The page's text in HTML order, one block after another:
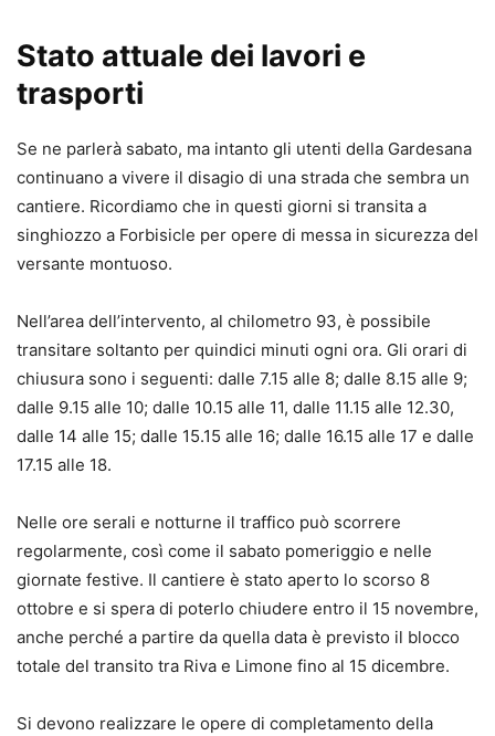
Stato attuale dei lavori e
trasporti
Se ne parlerà sabato, ma intanto gli utenti della Gardesana
continuano a vivere il disagio di una strada che sembra un
cantiere. Ricordiamo che in questi giorni si transita a
singhiozzo a Forbisicle per opere di messa in sicurezza del
versante montuoso.
Nell’area dell’intervento, al chilometro 93, è possibile
transitare soltanto per quindici minuti ogni ora. Gli orari di
chiusura sono i seguenti: dalle 7.15 alle 8; dalle 8.15 alle 9;
dalle 9.15 alle 10; dalle 10.15 alle 11, dalle 11.15 alle 12.30,
dalle 14 alle 15; dalle 15.15 alle 16; dalle 16.15 alle 17 e dalle
17.15 alle 18.
Nelle ore serali e notturne il traffico può scorrere
regolarmente, così come il sabato pomeriggio e nelle
giornate festive. Il cantiere è stato aperto lo scorso 8
ottobre e si spera di poterlo chiudere entro il 15 novembre,
anche perché a partire da quella data è previsto il blocco
totale del transito tra Riva e Limone fino al 15 dicembre.
Si devono realizzare le opere di completamento della